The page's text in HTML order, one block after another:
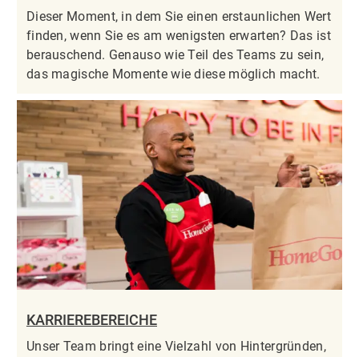
Dieser Moment, in dem Sie einen erstaunlichen Wert
finden, wenn Sie es am wenigsten erwarten? Das ist
berauschend. Genauso wie Teil des Teams zu sein,
das magische Momente wie diese möglich macht.
KARRIEREBEREICHE
Unser Team bringt eine Vielzahl von Hintergründen,